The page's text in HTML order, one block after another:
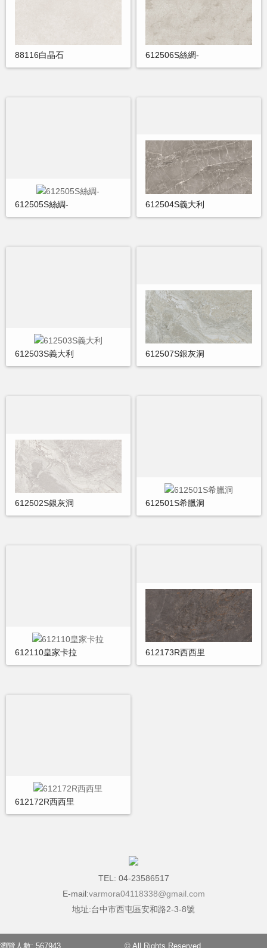
88116白晶石 612506S絲綢-
612505S絲綢- 612504S義大利
612503S義大利 612507S銀灰洞
612502S銀灰洞 612501S希臘洞
612110皇家卡拉 612173R西西里
612172R西西里
TEL: 04-23586517
E-mail:varmora04118338@gmail.com
地址:台中市西屯區安和路2-3-8號
瀏覽人數: 567943 © All Rights Reserved.